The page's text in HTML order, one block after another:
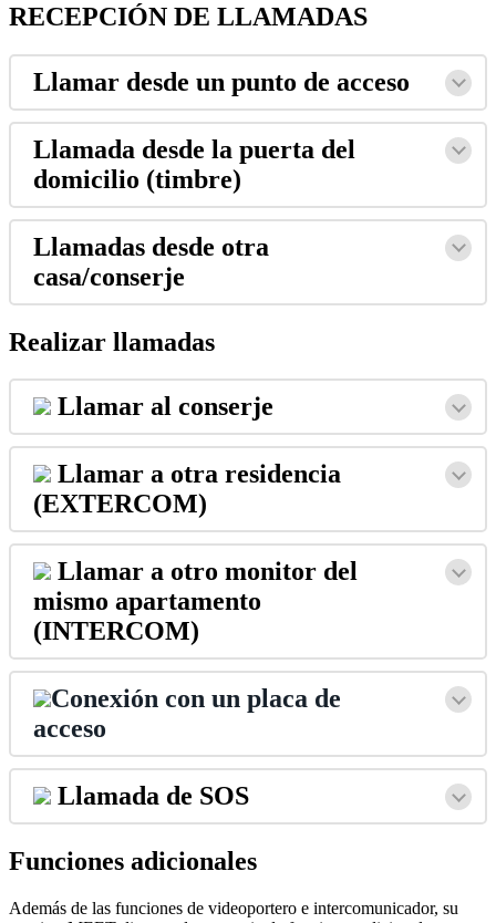
RECEPCIÓN DE LLAMADAS
Llamar desde un punto de acceso
Llamada desde la puerta del
domicilio (timbre)
Llamadas desde otra
casa/conserje
Realizar llamadas
Llamar al conserje
Llamar a otra residencia
(EXTERCOM)
Llamar a otro monitor del
mismo apartamento
(INTERCOM)
Conexión con un placa de
acceso
Llamada de SOS
Funciones adicionales
Además de las funciones de videoportero e intercomunicador, su